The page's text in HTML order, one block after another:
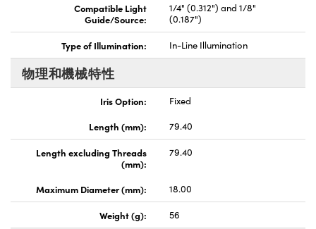
Compatible Light
Guide/Source:
1/4" (0.312") and 1/8"
(0.187")
Type of Illumination: In-Line Illumination
物理和機械特性
Iris Option:
Fixed
Length (mm):
79.40
Length excluding Threads
(mm):
79.40
Maximum Diameter (mm): 18.00
Weight (g): 56